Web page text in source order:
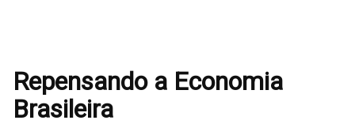
Repensando a Economia
Brasileira